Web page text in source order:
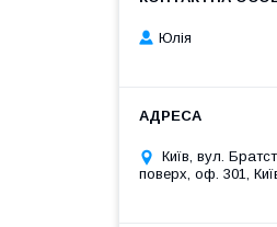
Юлія
Київ, вул.
поверх, оф. 301,